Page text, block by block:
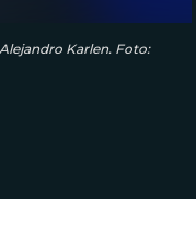
Karlen. Foto: